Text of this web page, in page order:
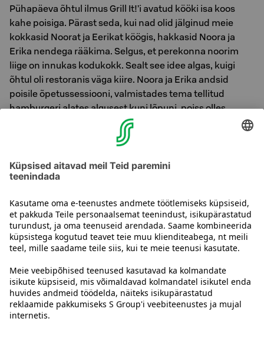
Pühapäeva õhtul ilmus Grill It!’i avatud kööki isa koos
kahe poisiga. Pärast seda, kui nad olid jälginud meie
kokkasid Noorat ja Eerikat köögis, hakkasid Noora ja
Erika nendega rääkima. Selgus, et perekonna noorim
liige on innukas kodukokk. Sealt see idee algas, kuigi
õhtul oli restoranis väga kiire. Noora ja Erika andsid
poisile õpetussessiooni, valmistades tema tellitud
hamburgeri alates algusest kuni lõpuni, poiss olles
valmistamise ajal praktikant. Ta sai ka natuke oma
täidiseid valida. Rääkisime burgeri
valmistamisprotsessist palju ja poiss oli elevil. Perekond
lahkudes tänas meid sügavalt ja poiss ütles, et ta oli
söönud maailma parimat hamburgerit. Selgus ka, et
restoranis.
Võta meiega ühendust
Hotelli kontaktandmed
Klienditeeninduse kontaktandmed›
Tagasiside